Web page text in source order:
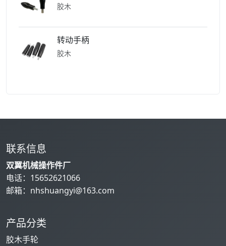
胶木
转动手柄
胶木
联系信息
双翼机械操作件厂
电话： 15652621066
邮箱： nhshuangyi@163.com
产品分类
胶木手轮